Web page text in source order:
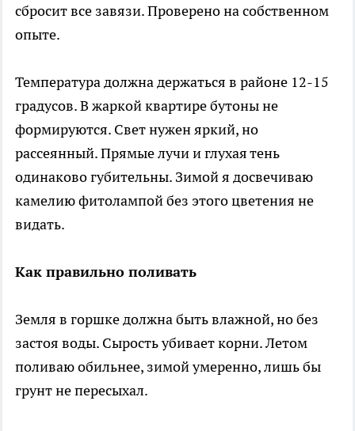
сбросит все завязи. Проверено на собственном
опыте.
Температура должна держаться в районе 12-15
градусов. В жаркой квартире бутоны не
формируются. Свет нужен яркий, но
рассеянный. Прямые лучи и глухая тень
одинаково губительны. Зимой я досвечиваю
камелию фитолампой без этого цветения не
видать.
Как правильно поливать
Земля в горшке должна быть влажной, но без
застоя воды. Сырость убивает корни. Летом
поливаю обильнее, зимой умеренно, лишь бы
грунт не пересыхал.